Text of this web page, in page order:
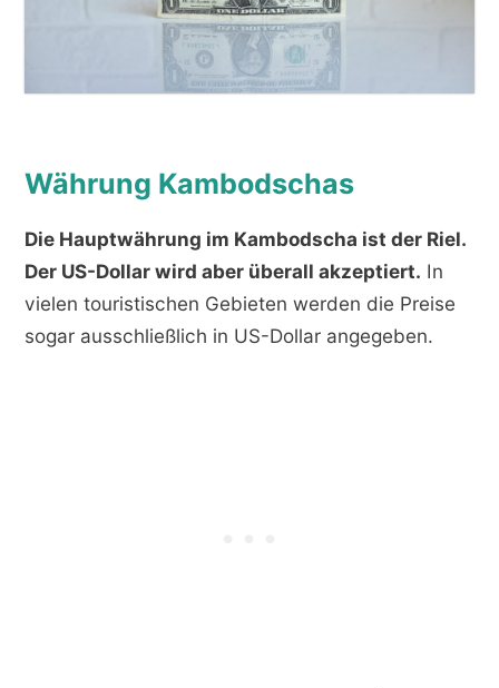
Währung Kambodschas
Die Hauptwährung im Kambodscha ist der Riel.
Der US-Dollar wird aber überall akzeptiert. In
vielen touristischen Gebieten werden die Preise
sogar ausschließlich in US-Dollar angegeben.